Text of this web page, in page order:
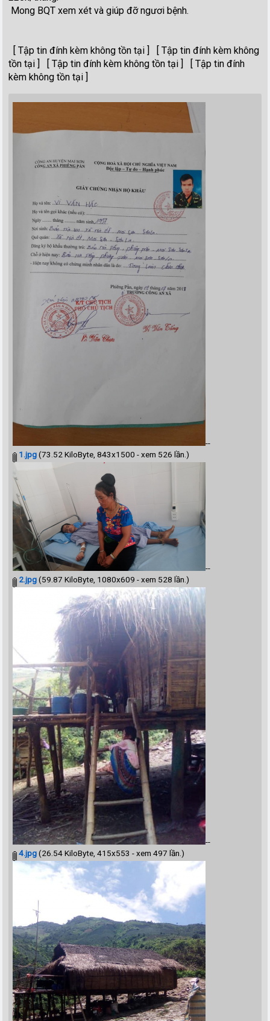
Mong BQT xem xét và giúp đỡ ngươi bệnh.
[ Tập tin đính kèm không tồn tại ] [ Tập tin đính kèm không
tồn tại ] [ Tập tin đính kèm không tồn tại ] [ Tập tin đính
kèm không tồn tại ]
--
1.jpg(73.52 KiloByte, 843x1500 - xem 526 lần.)
--
2.jpg(59.87 KiloByte, 1080x609 - xem 528 lần.)
--
4.jpg(26.54 KiloByte, 415x553 - xem 497 lần.)